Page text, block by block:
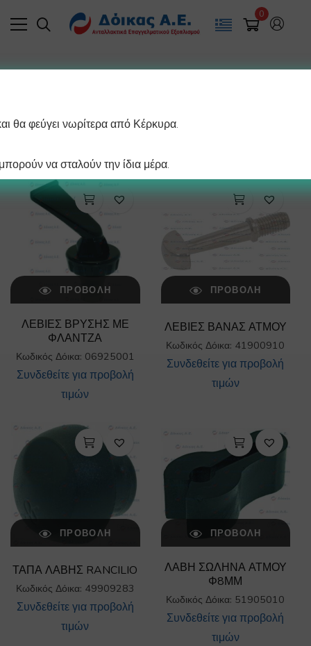
0
ΠΡΟΒΟΛΉ
ΛΕΒΙΕΣ ΒΡΥΣΗΣ ΜΕ
ΦΛΑΝΤΖΑ
Κωδικός Δόικα: 06925001
Συνδεθείτε για προβολή
τιμών
ΠΡΟΒΟΛΉ
ΛΕΒΙΕΣ ΒΑΝΑΣ ΑΤΜΟΥ
Κωδικός Δόικα: 41900910
Συνδεθείτε για προβολή
τιμών
ΠΡΟΒΟΛΉ
ΤΑΠΑ ΛΑΒΗΣ RANCILIO
Κωδικός Δόικα: 49909283
Συνδεθείτε για προβολή
τιμών
ΠΡΟΒΟΛΉ
ΛΑΒΗ ΣΩΛΗΝΑ ΑΤΜΟΥ
Φ8ΜΜ
Κωδικός Δόικα: 51905010
Συνδεθείτε για προβολή
τιμών
θα φεύγει νωρίτερα από Κέρκυρα.
να σταλούν την ίδια μέρα.